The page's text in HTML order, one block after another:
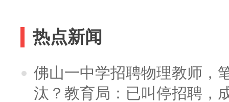
热点新闻
佛山一中学招聘物理教师，
汰？教育局：已叫停招聘，